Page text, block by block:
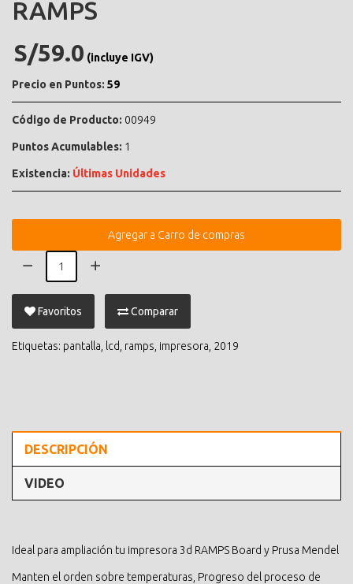
RAMPS
S/59.0 (incluye IGV)
Precio en Puntos: 59
Código de Producto: 00949
Puntos Acumulables: 1
Existencia: Últimas Unidades
Agregar a Carro de compras
Favoritos Comparar
Etiquetas: pantalla lcd ramps impresora 2019
DESCRIPCIÓN
VIDEO
Ideal para ampliación tu impresora 3d RAMPS Board y Prusa Mendel
Manten el orden sobre temperaturas, Progreso del proceso de